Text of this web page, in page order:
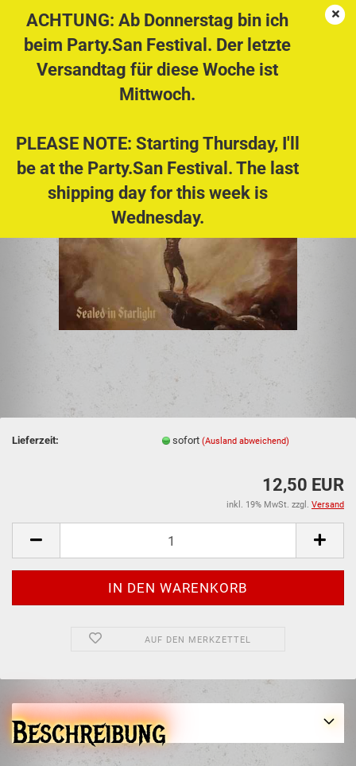
ACHTUNG: Ab Donnerstag bin ich
beim Party.San Festival. Der letzte
Versandtag für diese Woche ist
Mittwoch.
PLEASE NOTE: Starting Thursday, I'll
be at the Party.San Festival. The last
shipping day for this week is
Wednesday.
STARLIGHT RITUAL - Sealed in Starlight CD
Lieferzeit: sofort(Ausland abweichend)
12,50 EUR
inkl. 19% MwSt. zzgl. Versand
AUF DEN MERKZETTEL
Beschreibung